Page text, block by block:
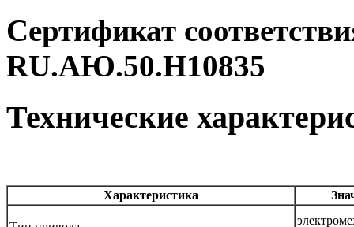
Сертификат
RU.АЮ.50.Н10835
Технические
Характеристика